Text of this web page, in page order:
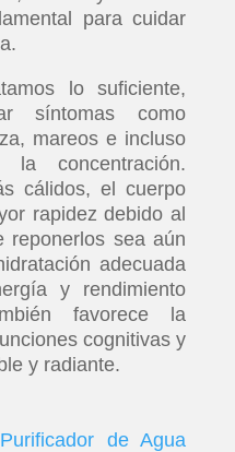
para cuidar
lo suficiente,
síntomas como
mareos e incluso
concentración.
cálidos, el cuerpo
rapidez debido al
reponerlos sea aún
adecuada
y rendimiento
favorece la
cognitivas y
y radiante.
Purificador de Agua